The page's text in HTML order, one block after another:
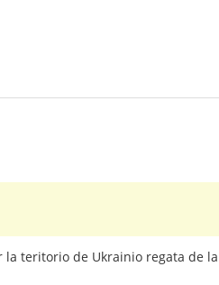
la teritorio de Ukrainio regata de